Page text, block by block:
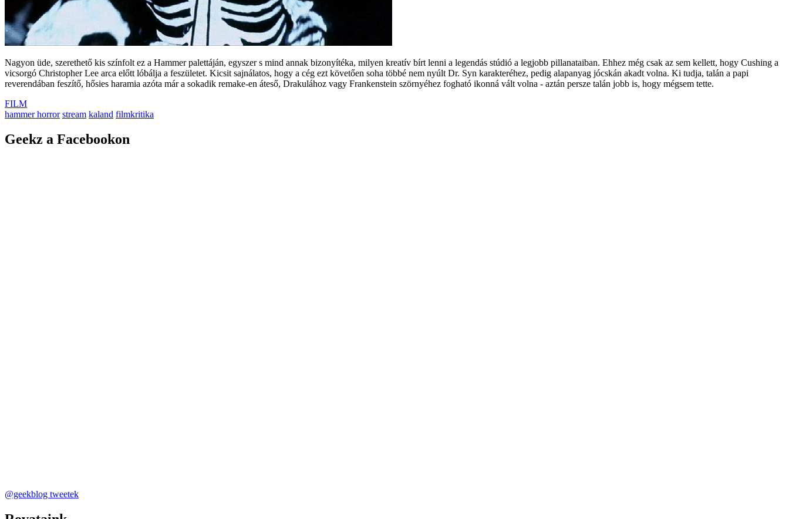
Nagyon üde, szerethető kis színfolt ez a Hammer palettáján, egyszer s mind annak bizonyítéka, milyen kreatív bírt lenni a legendás stúdió a legjobb pillanataiban. Ehhez még csak az sem kellett, hogy Cushing a
vicsorgó Christopher Lee arca előtt lóbálja a feszületet. Kicsit sajnálatos, hogy a cég ezt követően soha többé nem nyúlt Dr. Syn karakteréhez, pedig alapanyag jócskán akadt volna. Ki tudja, talán a papi
reverendában feszítő, hősies haramia azóta már a sokadik remake-en áteső, Drakulához vagy Frankenstein szörnyéhez fogható ikonná vált volna - aztán persze talán jobb is, hogy mégsem tette.
FILM
hammer horror stream kaland filmkritika
Geekz a Facebookon
@geekblog tweetek